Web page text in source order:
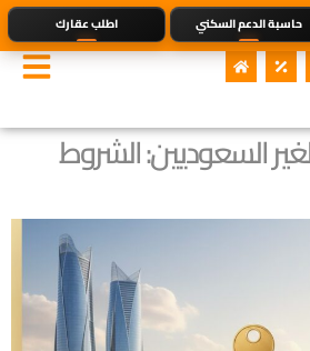
حاسبة الدعم السكني اطلب عقارك
السعوديين: الشروط